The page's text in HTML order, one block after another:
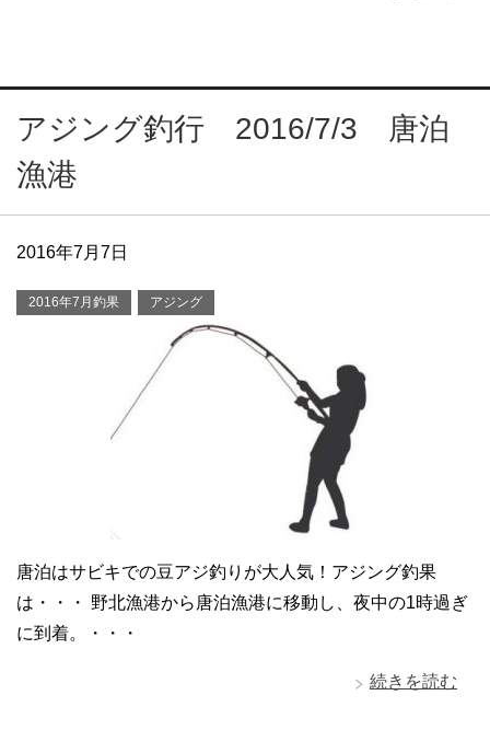
アジング釣行 2016/7/3 唐泊
漁港
2016年7月7日
2016年7月釣果 アジング
唐泊はサビキでの豆アジ釣りが大人気！アジング釣果
は・・・ 野北漁港から唐泊漁港に移動し、夜中の1時過ぎ
に到着。・・・
続きを読む